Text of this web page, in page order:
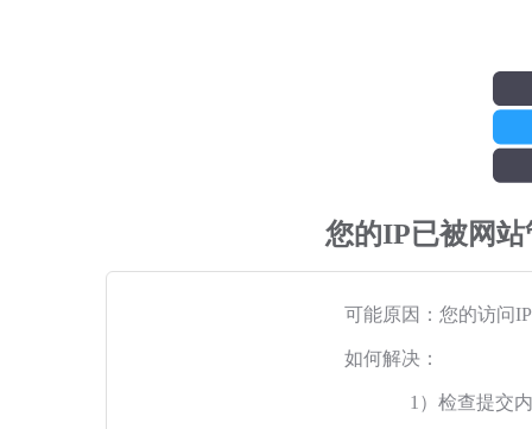
您的IP已被网
可能原因：您的访问
如何解决：
1）检查提交